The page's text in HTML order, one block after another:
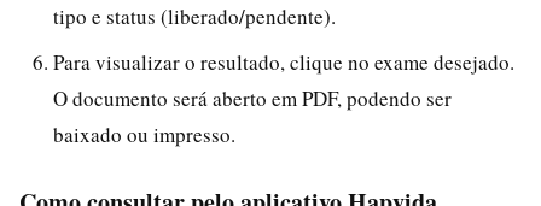
tipo e status (liberado/pendente).
Para visualizar o resultado, clique no exame desejado.
O documento será aberto em PDF, podendo ser
baixado ou impresso.